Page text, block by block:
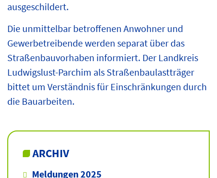
ausgeschildert.
Die unmittelbar betroffenen Anwohner und
Gewerbetreibende werden separat über das
Straßenbauvorhaben informiert. Der Landkreis
Ludwigslust-Parchim als Straßenbaulastträger
bittet um Verständnis für Einschränkungen durch
die Bauarbeiten.
ARCHIV
Meldungen 2025